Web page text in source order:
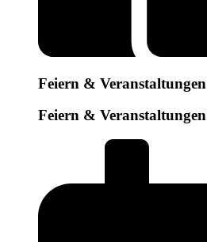
Feiern & Veranstaltungen
Feiern & Veranstaltungen